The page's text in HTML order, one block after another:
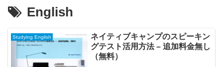
English
Studying English
ネイティブキャンプのスピーキン
グテスト活用方法 – 追加料金無し
（無料）